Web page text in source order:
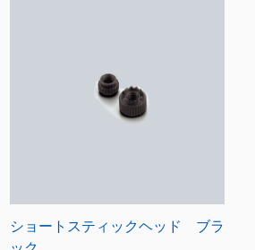
ショートスティックヘッド ブラ